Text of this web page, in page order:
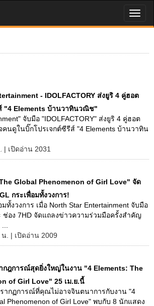
- IDOLFACTORY ส่งยูริ 4 คู่ฮอต
"4 Elements บ้านวาทินวณิช"
จับมือ "IDOLFACTORY" ส่งยูริ 4 คู่ฮอต
คนดูในบิ๊กโปรเจกต์ซีรีส์ "4 Elements บ้านวาทิน
| เปิดอ่าน 2031
Global Phenomenon of Girl Love" จัด
กระเพื่อมทั้งวงการ!
ทั้งวงการ เมื่อ North Star Entertainment จับมือ
ช่อง 7HD จัดแถลงข่าวความร่วมมือครั้งสำคัญ
น. | เปิดอ่าน 2009
กฎการณ์สุดยิ่งใหญ่ในงาน "4 Elements: The
of Girl Love" 25 เม.ย.นี้
ากฏการณ์ที่คุณไม่อาจจินตนาการกับงาน "4
Phenomenon of Girl Love" พบกับ 8 นักแสดง